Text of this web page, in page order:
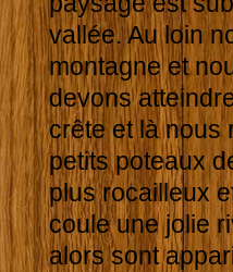
vallée. Au loin
montagne et
devons
crête et là nous
petits poteaux
plus rocailleux
coule une jolie
alors sont